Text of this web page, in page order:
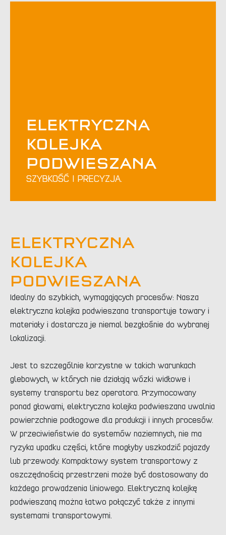
ELEKTRYCZNA
KOLEJKA
PODWIESZANA
SZYBKOŚĆ I PRECYZJA.
ELEKTRYCZNA
KOLEJKA
PODWIESZANA
Idealny do szybkich, wymagających procesów: Nasza
elektryczna kolejka podwieszana transportuje towary i
materiały i dostarcza je niemal bezgłośnie do wybranej
lokalizacji.
Jest to szczególnie korzystne w takich warunkach
glebowych, w których nie działają wózki widłowe i
systemy transportu bez operatora. Przymocowany
ponad głowami, elektryczna kolejka podwieszana uwalnia
powierzchnie podłogowe dla produkcji i innych procesów.
W przeciwieństwie do systemów naziemnych, nie ma
ryzyka upadku części, które mogłyby uszkodzić pojazdy
lub przewody. Kompaktowy system transportowy z
oszczędnością przestrzeni może być dostosowany do
każdego prowadzenia liniowego. Elektryczną kolejkę
podwieszaną można łatwo połączyć także z innymi
systemami transportowymi.